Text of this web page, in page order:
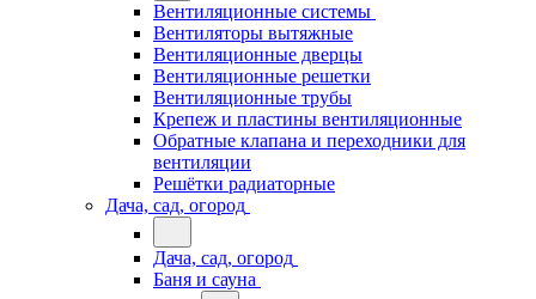
Вентиляционные системы
Вентиляторы вытяжные
Вентиляционные дверцы
Вентиляционные решетки
Вентиляционные трубы
Крепеж и пластины вентиляционные
Обратные клапана и переходники для
вентиляции
Решётки радиаторные
Дача, сад, огород
Дача, сад, огород
Баня и сауна